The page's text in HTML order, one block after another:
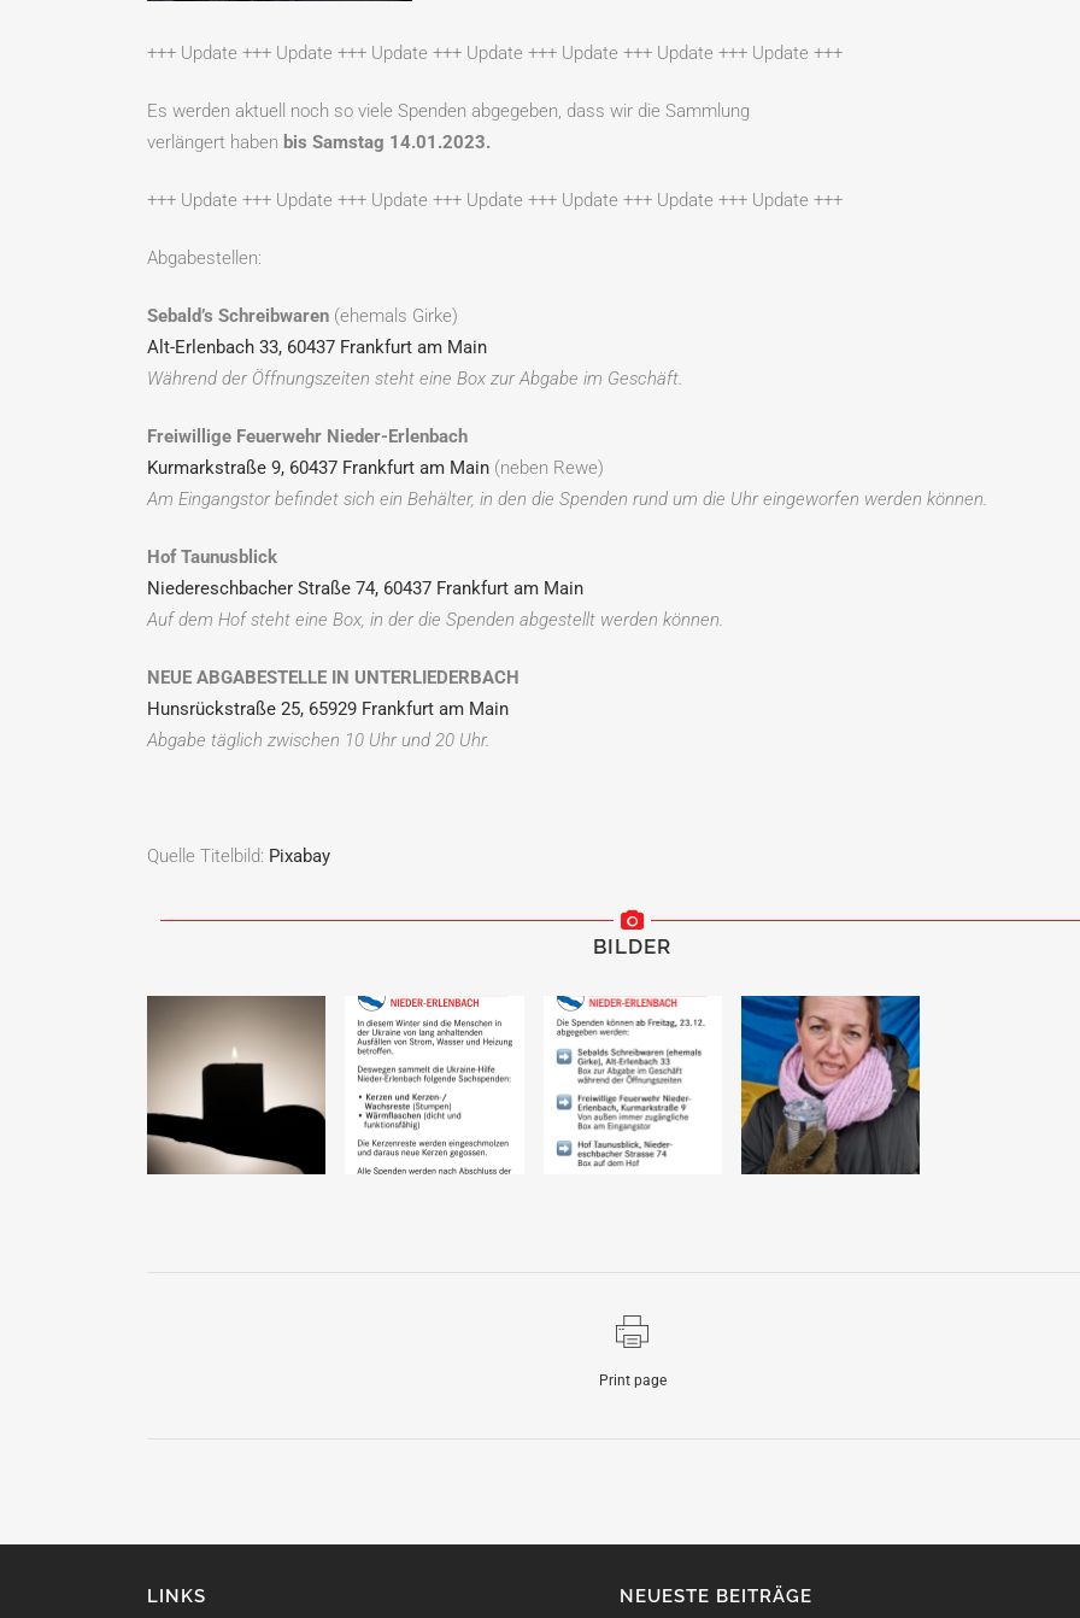
+++ Update +++ Update +++ Update +++ Update +++ Update +++ Update +++ Update +++
Es werden aktuell noch so viele Spenden abgegeben, dass wir die Sammlung
verlängert haben bis Samstag 14.01.2023.
+++ Update +++ Update +++ Update +++ Update +++ Update +++ Update +++ Update +++
Abgabestellen:
Sebald’s Schreibwaren (ehemals Girke)
Alt-Erlenbach 33, 60437 Frankfurt am Main
Während der Öffnungszeiten steht eine Box zur Abgabe im Geschäft.
Freiwillige Feuerwehr Nieder-Erlenbach
Kurmarkstraße 9, 60437 Frankfurt am Main (neben Rewe)
Am Eingangstor befindet sich ein Behälter, in den die Spenden rund um die Uhr eingeworfen werden können.
Hof Taunusblick
Niedereschbacher Straße 74, 60437 Frankfurt am Main
Auf dem Hof steht eine Box, in der die Spenden abgestellt werden können.
NEUE ABGABESTELLE IN UNTERLIEDERBACH
Hunsrückstraße 25, 65929 Frankfurt am Main
Abgabe täglich zwischen 10 Uhr und 20 Uhr.
Quelle Titelbild: Pixabay
BILDER
Print page
LINKS NEUESTE BEITRÄGE